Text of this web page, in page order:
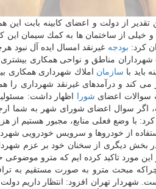
از دولت و اعضای كابینه بابت این
خیلی از ساختمان ها به كمك سیمان این
كرد: بودجه غیرنقد امسال ایده آل نبود
مناطق و نواحی همكاری بیشتری
با سازمان املاك شهرداری همكاری
می كند و درآمدهای غیرنقد شهرداری را
سوالات اعضای شورا
اظهار داشت:
سوال اعضای شورای شهر به شما
با وضع فعلی منابع، مجبور هستیم از
از خودروها و سرویس خودرویی
بخش دیگری از سخنان خود بر عزم
مورد تاكید كرده ایم كه مترو موضوعی
مبحث مترو به صورت مستقیم به
تهران افزود: انتظار داریم